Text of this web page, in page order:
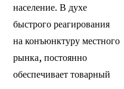
население. В духе
быстрого реагирования
на конъюнктуру местного
рынка, постоянно
обеспечивает товарный